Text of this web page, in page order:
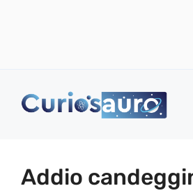
Addio